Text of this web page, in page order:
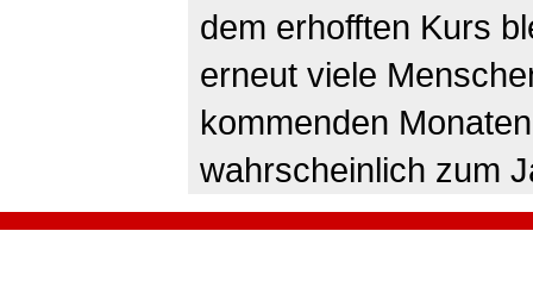
dem erhofften Kurs
erneut viele
kommenden
wahrscheinlich zum